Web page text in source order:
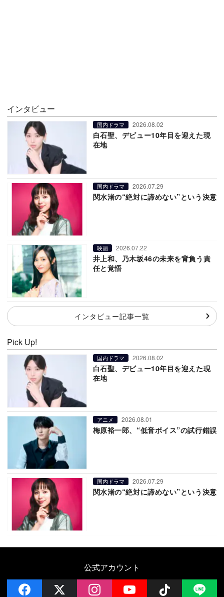
インタビュー
国内ドラマ 2026.08.02
白石聖、デビュー10年目を迎えた現
在地
国内ドラマ 2026.07.29
関水渚の“絶対に諦めない”という決意
映画 2026.07.22
井上和、乃木坂46の未来を背負う責
任と覚悟
インタビュー記事一覧
Pick Up!
国内ドラマ 2026.08.02
白石聖、デビュー10年目を迎えた現
在地
アニメ 2026.08.01
梅原裕一郎、“低音ボイス”の試行錯誤
国内ドラマ 2026.07.29
関水渚の“絶対に諦めない”という決意
公式アカウント
facebook instagramYouTube Follow